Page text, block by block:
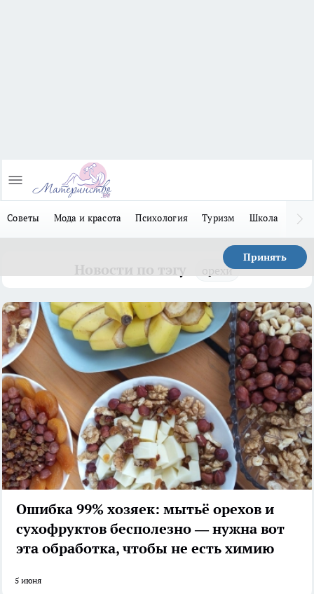
Советы Мода и красота Психология Туризм Школа
Принять
орехи
Ошибка 99% хозяек: мытьё орехов и
сухофруктов бесполезно — нужна вот
эта обработка, чтобы не есть химию
5 июня